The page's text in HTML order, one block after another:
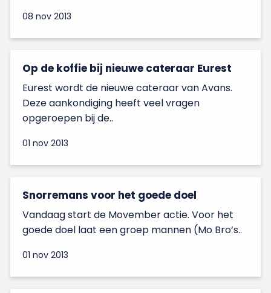
08 nov 2013
Op de koffie bij nieuwe cateraar Eurest
Eurest wordt de nieuwe cateraar van Avans.
Deze aankondiging heeft veel vragen
opgeroepen bij de..
01 nov 2013
Snorremans voor het goede doel
Vandaag start de Movember actie. Voor het
goede doel laat een groep mannen (Mo Bro’s..
01 nov 2013